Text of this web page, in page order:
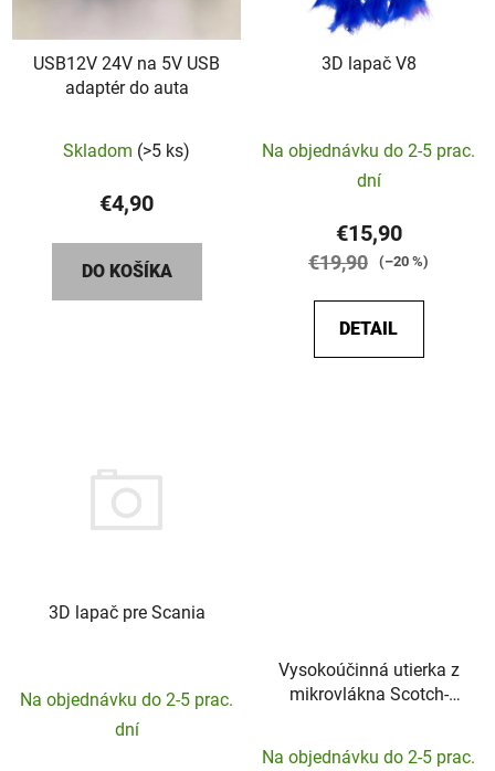
USB12V 24V na 5V USB
adaptér do auta
Skladom (>5 ks)
€4,90
DO KOŠÍKA
3D lapač V8
Na objednávku do 2-5 prac.
dní
€15,90
€19,90 (–20 %)
DETAIL
3D lapač pre Scania
Na objednávku do 2-5 prac.
dní
Vysokoúčinná utierka z
mikrovlákna Scotch-
Na objednávku do 2-5 prac.